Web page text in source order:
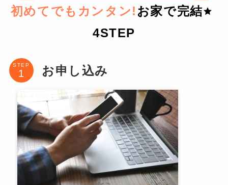
初めてでもカンタン! お家で完結
4STEP
STEP お申し込み